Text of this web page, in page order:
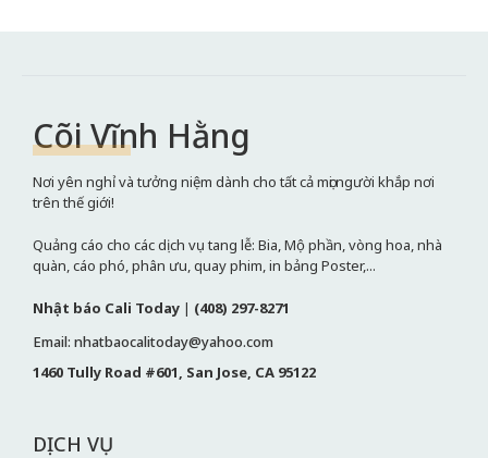
Cõi Vĩnh Hằng
Nơi yên nghỉ và tưởng niệm dành cho tất cả mọi người khắp nơi
trên thế giới!
Quảng cáo cho các dịch vụ tang lễ: Bia, Mộ phần, vòng hoa, nhà
quàn, cáo phó, phân ưu, quay phim, in bảng Poster,...
Nhật báo Cali Today | (408) 297-8271
Email: nhatbaocalitoday@yahoo.com
1460 Tully Road #601, San Jose, CA 95122
DỊCH VỤ